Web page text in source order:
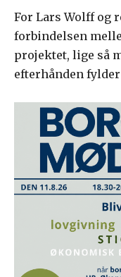
For Lars Wolff og
forbindelsen
projektet, lige så
efterhånden